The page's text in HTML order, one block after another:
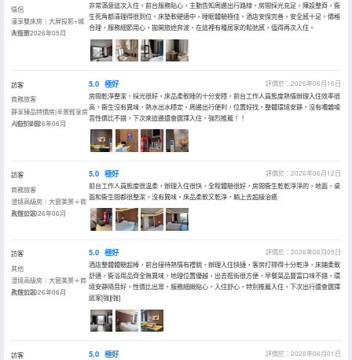
情侶
漫享雙床房｜大屏投影+城
市街景
入住於2026年05月
非常滿意這次入住。前台服務貼心，主動告知周邊出行路線。房間採光充足，陳設整齊，衞
生死角都清理得很到位。床墊軟硬適中，睡眠體驗極佳。酒店安保完善，安全感十足。價格
合理，服務細節用心，拋開旅途奔波，在這裡有種居家的鬆弛感，值得再次入住。
訪客
商務旅客
靜享臻品特價房|半景輕享房
+城市半窗
入住於2026年06月
5.0 極好
評價於：2026年06月16日
房間乾淨整潔，採光很好，床品柔軟睡的十分安穩，前台工作人員態度熱情辦理入住效率很
高，衞生沒有異味，熱水出水穩定，周邊出行便利，位置好找，整體環境安靜，沒有嘈雜噪
音性價比不錯，下次來這邊還會選擇入住，強烈推薦！！
訪客
商務旅客
澄境高級房｜大窗美景＋商
務辦公區
入住於2026年06月
5.0 極好
評價於：2026年06月12日
前台工作人員態度很温柔，辦理入住很快，全程體驗很好，房間衞生乾乾淨淨的，地面，桌
面和衞生間都很整潔，沒有異味，床品柔軟又乾淨，躺上去超級治癒
訪客
其他
澄境高級房｜大窗美景＋商
務辦公區
入住於2026年06月
5.0 極好
評價於：2026年06月05日
酒店整體體驗超棒，前台接待熱情有禮貌，辦理入住快捷，客房打掃得十分乾淨，床鋪柔軟
舒適，衞浴用品齊全無異味，地理位置優越，出去逛街很方便，早餐菜品豐富口味不錯，環
境安靜隔音好，性價比出眾，服務細緻貼心，入住舒心，特別推薦入住，下次出行還會選擇
這家[強][強]
訪客
5.0 極好
評價於：2026年06月01日